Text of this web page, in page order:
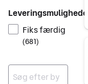
Leveringsmuligheder
Fiks færdig
(681)